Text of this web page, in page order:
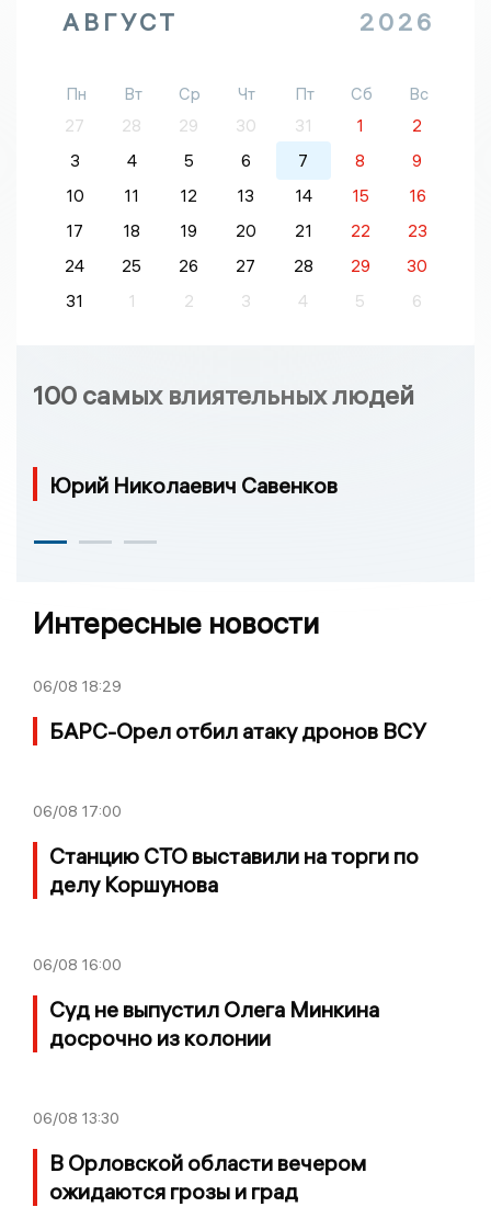
АВГУСТ 2026
Пн Вт Ср Чт Пт Сб
Вс
27
28 29 30 31 1
2
3
4 5 6 7 8
9
10
11 12 13 14 15
16
17
18 19 20 21 22
23
24
25 26 27 28 29
30
31
1 2 3 4 5 6
100 самых влиятельных людей
Юрий Николаевич Савенков
Интересные новости
06/08 18:29
БАРС-Орел отбил атаку дронов ВСУ
06/08 17:00
Станцию СТО выставили на торги по
делу Коршунова
06/08 16:00
Суд не выпустил Олега Минкина
досрочно из колонии
06/08 13:30
В Орловской области вечером
ожидаются грозы и град